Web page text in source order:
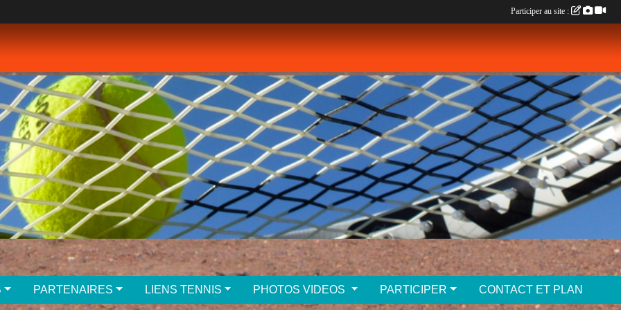
PARTENAIRES LIENS TENNIS PHOTOS VIDEOS PARTICIPER CONTACT ET PLAN
Participer au site :